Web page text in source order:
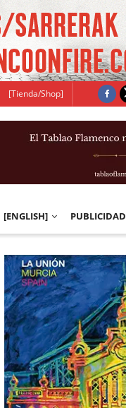
[Tienda/Shop]
[ENGLISH] PUBLICIDAD